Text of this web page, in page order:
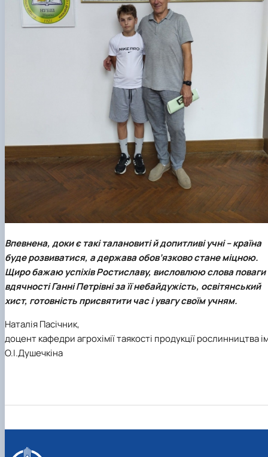
Впевнена, доки є такі талановиті й допитливі учні – країна
буде розвиватися, а держава обов’язково стане міцною.
Щиро бажаю успіхів Ростиславу, висловлюю слова поваги
вдячності Ганні Петрівні за її небайдужість, освітянський
хист, готовність присвятити час і увагу своїм учням.
Наталія Пасічник,
доцент кафедри агрохімії таякості продукції рослинництва
О.І.Душечкіна